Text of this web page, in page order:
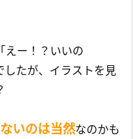
えー！？いいの
たが、イラストを見
いのは当然なのかも